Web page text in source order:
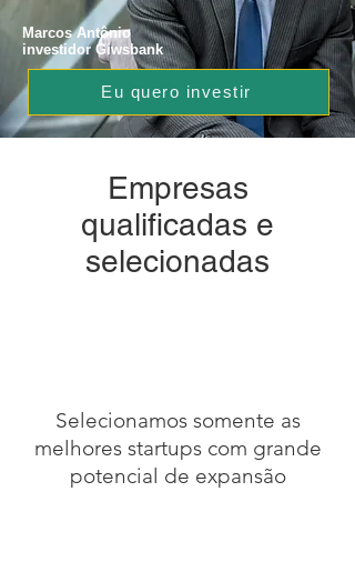
MarcosAntônio
investidor Giwsbank
Eu quero investir
Empresas
qualificadas e
selecionadas
Selecionamos somente as
melhores startups com grande
potencial de expansão